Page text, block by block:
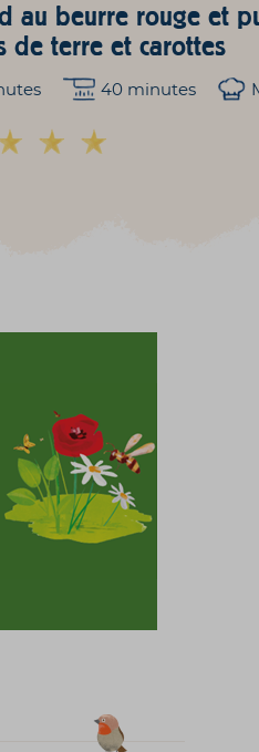
au beurre rouge et
de terre et carottes
40 minutes